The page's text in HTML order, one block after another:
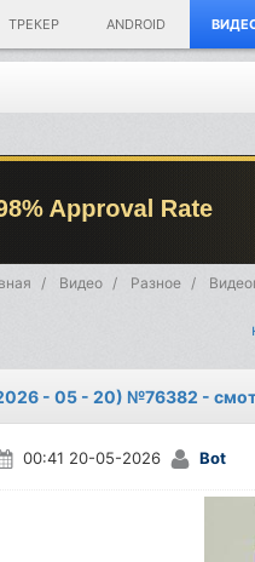
ТРЕКЕР ANDROID
Видео Разное
- 05 - 20) №76382 -
00:41 20-05-2026 Bot